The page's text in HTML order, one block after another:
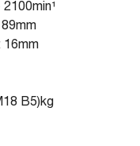
16mm
B5)kg